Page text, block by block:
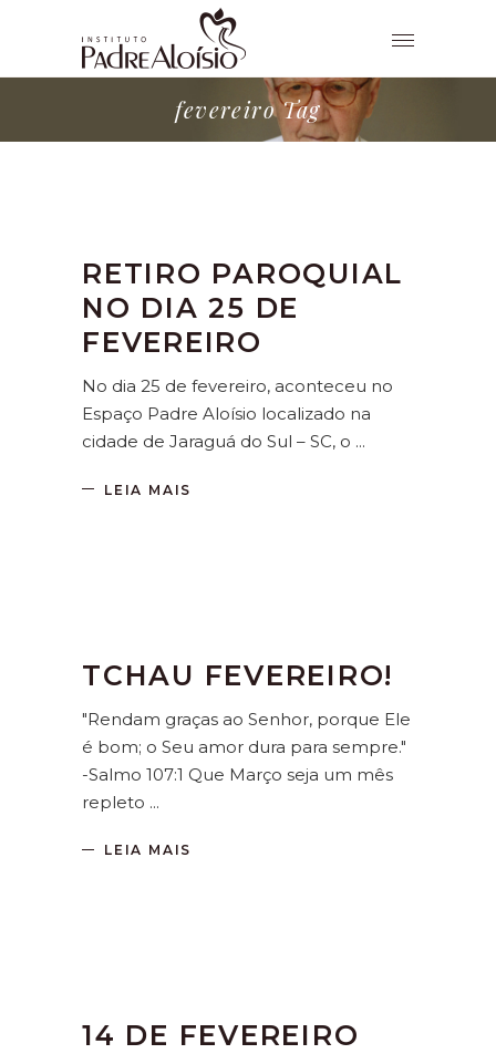
fevereiro Tag
RETIRO PAROQUIAL
NO DIA 25 DE
FEVEREIRO
No dia 25 de fevereiro, aconteceu no
Espaço Padre Aloísio localizado na
cidade de Jaraguá do Sul – SC, o
LEIA MAIS
TCHAU FEVEREIRO!
"Rendam graças ao Senhor, porque Ele
é bom; o Seu amor dura para sempre."
-Salmo 107:1 Que Março seja um mês
repleto
LEIA MAIS
14 DE FEVEREIRO